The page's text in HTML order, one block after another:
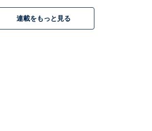
連載をもっと見る